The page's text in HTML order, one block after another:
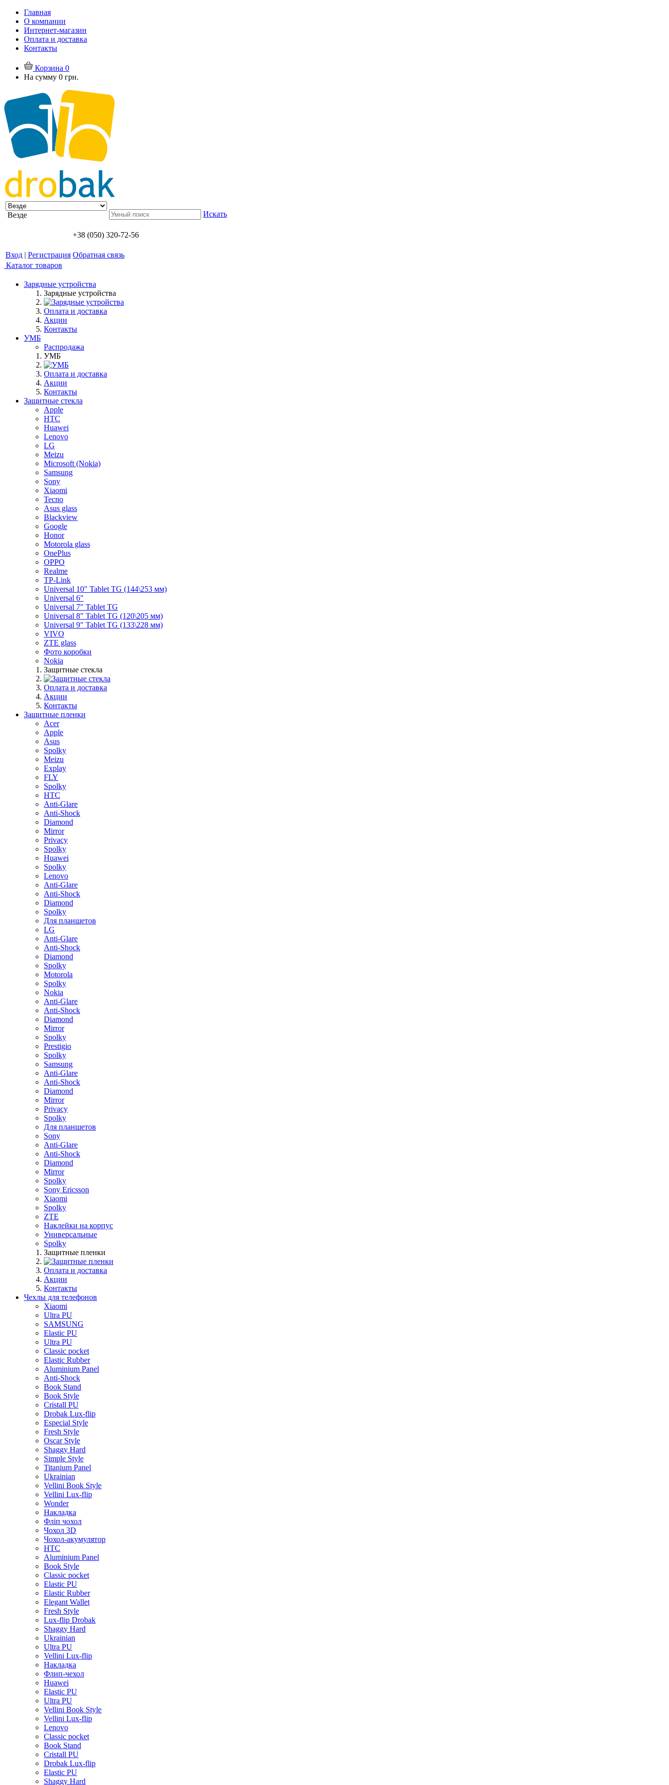
Главная
О компании
Интернет-магазин
Оплата и доставка
Контакты
Корзина 0
На сумму 0 грн.
Везде Искать
+38 (050) 320-72-56
Вход | Регистрация Обратная связь
Каталог товаров
Зарядные устройства
Зарядные устройства
Оплата и доставка
Акции
Контакты
УМБ
Распродажа
УМБ
Оплата и доставка
Акции
Контакты
Защитные стекла
Apple
HTC
Huawei
Lenovo
LG
Meizu
Microsoft (Nokia)
Samsung
Sony
Xiaomi
Tecno
Asus glass
Blackview
Google
Honor
Motorola glass
OnePlus
OPPO
Realme
TP-Link
Universal 10" Tablet TG (144\253 мм)
Universal 6"
Universal 7" Tablet TG
Universal 8" Tablet TG (120\205 мм)
Universal 9" Tablet TG (133\228 мм)
VIVO
ZTE glass
Фото коробки
Nokia
Защитные стекла
Оплата и доставка
Акции
Контакты
Защитные пленки
Acer
Apple
Asus
Spolky
Meizu
Explay
FLY
Spolky
HTC
Anti-Glare
Anti-Shock
Diamond
Mirror
Privacy
Spolky
Huawei
Spolky
Lenovo
Anti-Glare
Anti-Shock
Diamond
Spolky
Для планшетов
LG
Anti-Glare
Anti-Shock
Diamond
Spolky
Motorola
Spolky
Nokia
Anti-Glare
Anti-Shock
Diamond
Mirror
Spolky
Prestigio
Spolky
Samsung
Anti-Glare
Anti-Shock
Diamond
Mirror
Privacy
Spolky
Для планшетов
Sony
Anti-Glare
Anti-Shock
Diamond
Mirror
Spolky
Sony Ericsson
Xiaomi
Spolky
ZTE
Наклейки на корпус
Универсальные
Spolky
Защитные пленки
Оплата и доставка
Акции
Контакты
Чехлы для телефонов
Xiaomi
Ultra PU
SAMSUNG
Elastic PU
Ultra PU
Classic pocket
Elastic Rubber
Aluminium Panel
Anti-Shock
Book Stand
Book Style
Cristall PU
Drobak Lux-flip
Especial Style
Fresh Style
Oscar Style
Shaggy Hard
Simple Style
Titanium Panel
Ukrainian
Vellini Book Style
Vellini Lux-flip
Wonder
Накладка
Фліп чохол
Чохол 3D
Чохол-акумулятор
HTC
Aluminium Panel
Book Style
Classic pocket
Elastic PU
Elastic Rubber
Elegant Wallet
Fresh Style
Lux-flip Drobak
Shaggy Hard
Ukrainian
Ultra PU
Vellini Lux-flip
Накладка
Флип-чехол
Huawei
Elastic PU
Ultra PU
Vellini Book Style
Vellini Lux-flip
Lenovo
Classic pocket
Book Stand
Cristall PU
Drobak Lux-flip
Elastic PU
Shaggy Hard